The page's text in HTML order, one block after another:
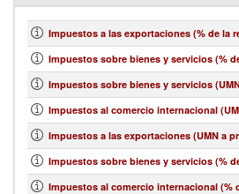
Impuestos a las exportaciones (% de la
Impuestos sobre bienes y servicios (%
Impuestos sobre bienes y servicios
Impuestos al comercio internacional
Impuestos a las exportaciones (UMN a
Impuestos sobre bienes y servicios (%
Impuestos al comercio internacional (%